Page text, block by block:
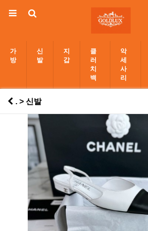
가
방
신
발
지
갑
클
러
치
백
악
세
사
리
. > 신발